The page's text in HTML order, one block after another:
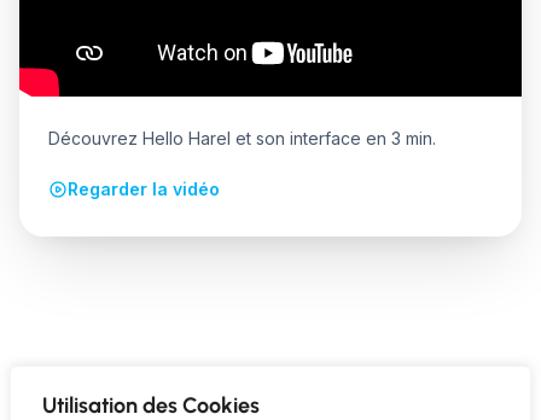
Utilisation des Cookies
Découvrez Hello Harel et son interface en 3 min.
Regarder la vidéo